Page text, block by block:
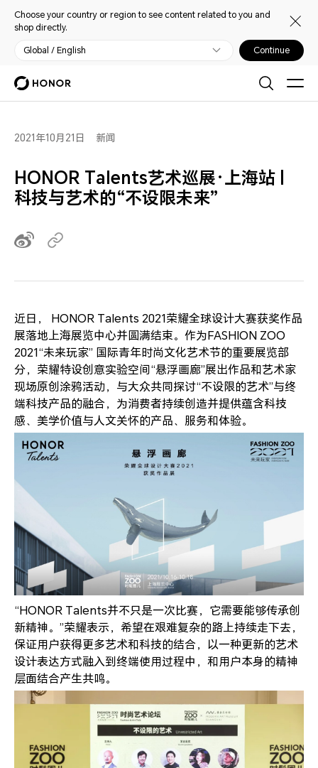
Choose your country or region to see content related to you and
shop directly.
Global / English Continue
2021年10月21日 新闻
HONOR Talents艺术巡展·上海站 |
科技与艺术的“不设限未来”
近日， HONOR Talents 2021荣耀全球设计大赛获奖作品
展落地上海展览中心并圆满结束。作为FASHION ZOO
2021“未来玩家” 国际青年时尚文化艺术节的重要展览部
分，荣耀特设创意实验空间“悬浮画廊”展出作品和艺术家
现场原创涂鸦活动，与大众共同探讨“不设限的艺术”与终
端科技产品的融合，为消费者持续创造并提供蕴含科技
感、美学价值与人文关怀的产品、服务和体验。
“HONOR Talents并不只是一次比赛，它需要能够传承创
新精神。”荣耀表示，希望在艰难复杂的路上持续走下去，
保证用户获得更多艺术和科技的结合，以一种更新的艺术
设计表达方式融入到终端使用过程中，和用户本身的精神
层面结合产生共鸣。